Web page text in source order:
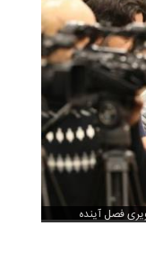
فصل آینده